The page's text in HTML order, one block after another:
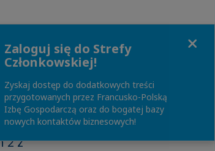
2 z
Zaloguj się do Strefy
Członkowskiej!
Zyskaj dostęp do dodatkowych treści
przygotowanych przez Francusko-Polską
Izbę Gospodarczą oraz do bogatej bazy
nowych kontaktów biznesowych!